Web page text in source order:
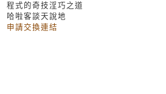
程式的奇技淫巧之道
哈啦客談天說地
申請交換連結